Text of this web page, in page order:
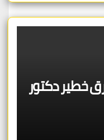
خطير دكتور